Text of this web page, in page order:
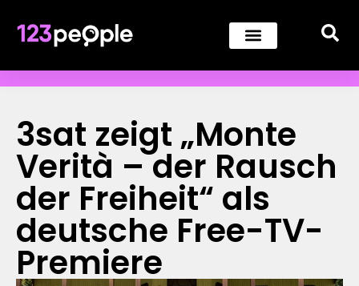
3sat zeigt „Monte
Verità – der Rausch
der Freiheit“ als
deutsche Free-TV-
Premiere